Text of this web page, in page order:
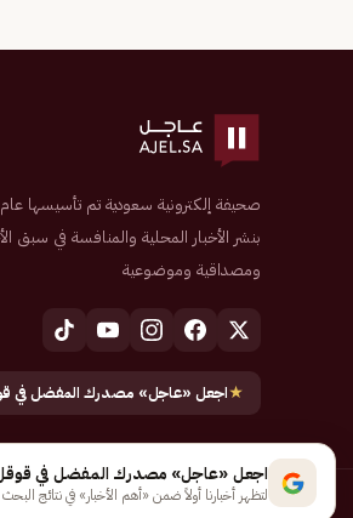
بنشر الأخبار المحلية والمنافسة في سبق
ومصداقية وموضوعية
★اجعل «عاجل» مصدرك المفضل في
جميع الحقوق محفوظة لـ شركة إيجاز للنشر
اجعل «عاجل» مصدرك المفضل في
لتظهر أخبارنا أولاً ضمن «أهم الأخبار» في نتائج البحث